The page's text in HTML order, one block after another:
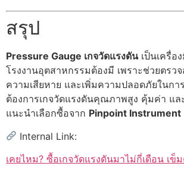
สรุป
Pressure Gauge เกจวัดแรงดันเป็นเครื่อ
โรงงานอุตสาหกรรมต้องมี เพราะช่วยตรว
ความเสียหาย และเพิ่มความปลอดภัยในก
ต้องการเกจวัดแรงดันคุณภาพสูง คุ้มค่า แล
แนะนำเลือกซื้อจาก Pinpoint Instrument
Internal Link:
เคยไหม? ซื้อเกจวัดแรงดันมาไม่กี่เดือน เข็ม